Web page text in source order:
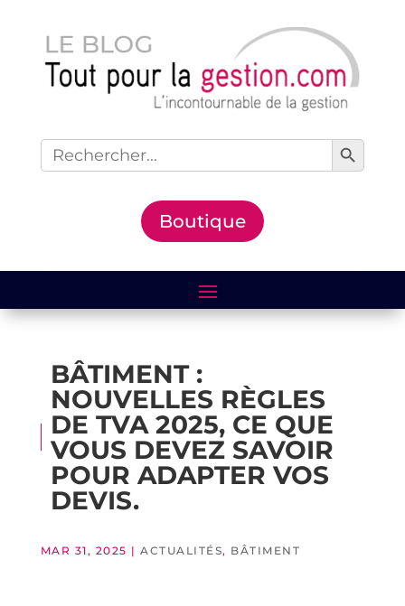
Search
for:
Search Button
Boutique
BÂTIMENT :
NOUVELLES RÈGLES
DE TVA 2025, CE QUE
VOUS DEVEZ SAVOIR
POUR ADAPTER VOS
DEVIS.
MAR 31, 2025 |ACTUALITÉS, BÂTIMENT